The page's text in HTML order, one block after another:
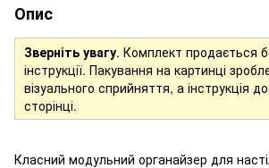
Опис
Зверніть увагу. Комплект продається
інструкції. Пакування на картинці
візуального сприйняття, а інструкція
сторінці.
Класний модульний органайзер для